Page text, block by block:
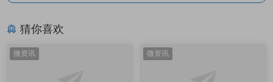
猜你喜欢
微资讯 微资讯